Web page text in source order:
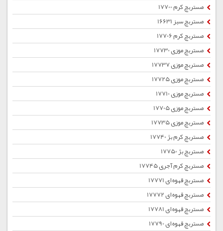
مستربچ کرم 17700
مستربچ سبز 16631
مستربچ کرم 17706
مستربچ موزی 17730
مستربچ موزی 17737
مستربچ موزی 17725
مستربچ موزی 17710
مستربچ موزی 17705
مستربچ موزی 17735
مستربچ کرم بژ 17740
مستربچ بژ 17750
مستربچ کرم آجری 17745
مستربچ قهوه ای 17771
مستربچ قهوه ای 17772
مستربچ قهوه ای 17781
مستربچ قهوه ای 17790